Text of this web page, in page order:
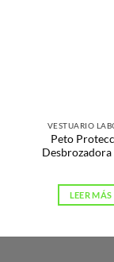
VESTUARIO
Peto
LEER MÁS